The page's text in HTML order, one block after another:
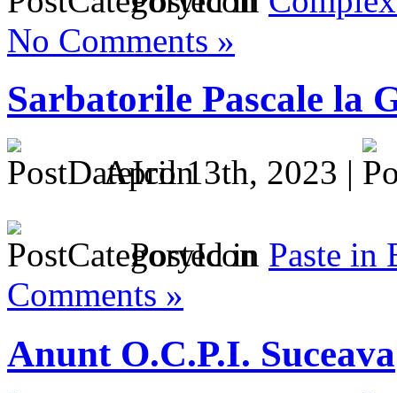
No Comments »
Sarbatorile Pascale la
April 13th, 2023 |
Posted in Paste in
Comments »
Anunt O.C.P.I. Suceava